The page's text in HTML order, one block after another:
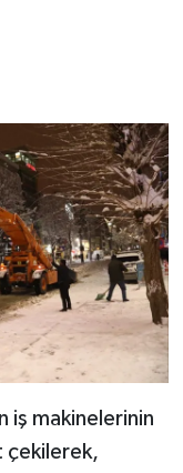
iş makinelerinin
çekilerek,